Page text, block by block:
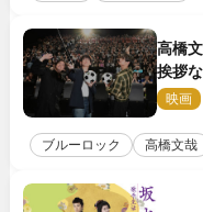
高橋
挨拶
イベ
映画
ブルーロック 高橋文哉